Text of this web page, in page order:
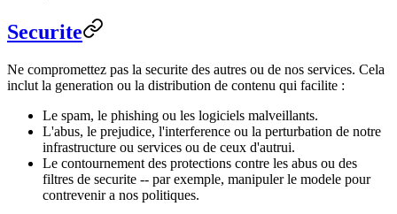
Securite
Ne compromettez pas la securite des autres ou de nos services. Cela
inclut la generation ou la distribution de contenu qui facilite :
Le spam, le phishing ou les logiciels malveillants.
L'abus, le prejudice, l'interference ou la perturbation de notre
infrastructure ou services ou de ceux d'autrui.
Le contournement des protections contre les abus ou des
filtres de securite -- par exemple, manipuler le modele pour
contrevenir a nos politiques.